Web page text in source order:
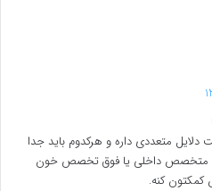
دلایل متعددی داره و هرکدوم باید جدا
متخصص داخلی یا فوق تخصص خون
کنه.